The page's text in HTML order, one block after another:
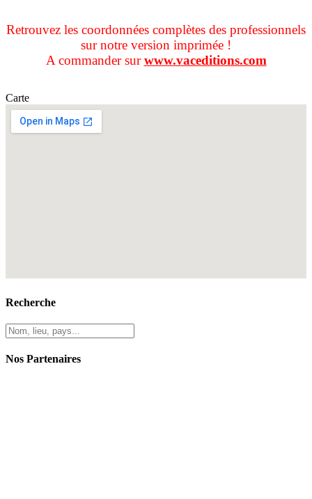
Retrouvez les coordonnées complètes des professionnels
sur notre version imprimée !
A commander surwww.vaceditions.com
Carte
Recherche
Nos Partenaires